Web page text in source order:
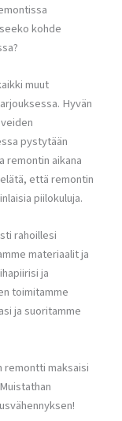
kohde
muut
Hyvän
pystytään
remontin aikana
että remontin
piilokuluja.
rahoillesi
materiaalit ja
ja
toimitamme
ja suoritamme
remontti maksaisi